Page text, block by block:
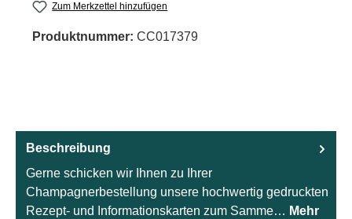
Zum Merkzettel hinzufügen
Produktnummer: CC017379
Beschreibung
Gerne schicken wir Ihnen zu Ihrer
Champagnerbestellung unsere hochwertig gedruckten
Rezept- und Informationskarten zum Samme… Mehr